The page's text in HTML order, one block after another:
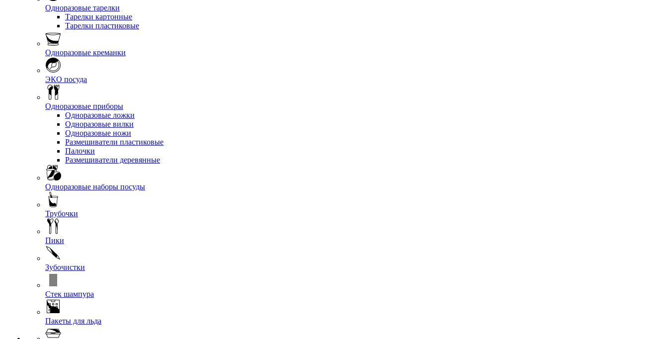
Одноразовые тарелки
Тарелки картонные
Тарелки пластиковые
Одноразовые креманки
ЭКО посуда
Одноразовые приборы
Одноразовые ложки
Одноразовые вилки
Одноразовые ножи
Размешиватели пластиковые
Палочки
Размешиватели деревянные
Одноразовые наборы посуды
Трубочки
Пики
Зубочистки
Стек шампура
Пакеты для льда